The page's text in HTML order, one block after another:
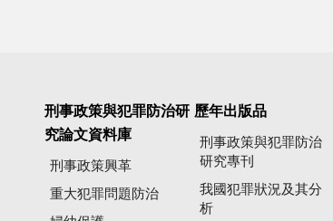
刑事政策與犯罪防治研
究論文資料庫
刑事政策興革
重大犯罪問題防治
歷年出版品
刑事政策與犯罪防治
研究專刊
我國犯罪狀況及其分
析